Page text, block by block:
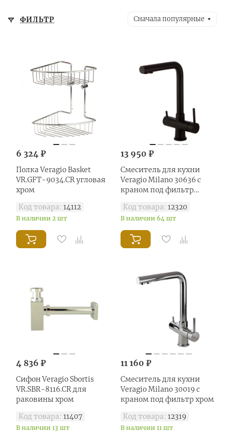
объектах.
ФИЛЬТР Сначала популярные
6 324 ₽
Полка Veragio Basket
VR.GFT-9034.CR угловая
хром
Код товара: 14112
В наличии 2 шт
13 950 ₽
Смеситель для кухни
Veragio Milano 30636 с
краном под фильтр
Код товара: 12320
В наличии 64 шт
4 836 ₽
Сифон Veragio Sbortis
VR.SBR-8116.CR для
раковины хром
Код товара: 11407
В наличии 13 шт
11 160 ₽
Смеситель для кухни
Veragio Milano 30019 с
краном под фильтр хром
Код товара: 12319
В наличии 11 шт